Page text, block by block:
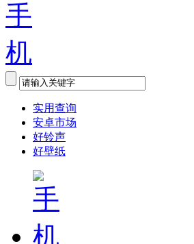
实用查询
安卓市场
好铃声
好壁纸